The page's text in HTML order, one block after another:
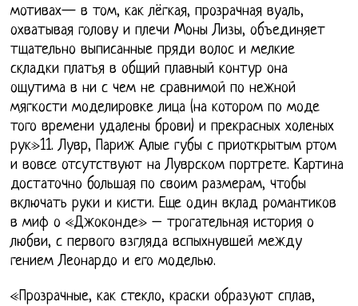
мотивах— в том, как лёгкая, прозрачная вуаль,
охватывая голову и плечи Моны Лизы, объединяет
тщательно выписанные пряди волос и мелкие
складки платья в общий плавный контур она
ощутима в ни с чем не сравнимой по нежной
мягкости моделировке лица (на котором по моде
того времени удалены брови) и прекрасных холеных
рук»11. Лувр, Париж Алые губы с приоткрытым ртом
и вовсе отсутствуют на Луврском портрете. Картина
достаточно большая по своим размерам, чтобы
включать руки и кисти. Еще один вклад романтиков
в миф о «Джоконде» – трогательная история о
любви, с первого взгляда вспыхнувшей между
гением Леонардо и его моделью.
«Прозрачные, как стекло, краски образуют сплав,